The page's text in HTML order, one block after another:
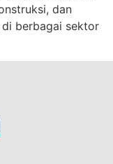
dan
berbagai sektor